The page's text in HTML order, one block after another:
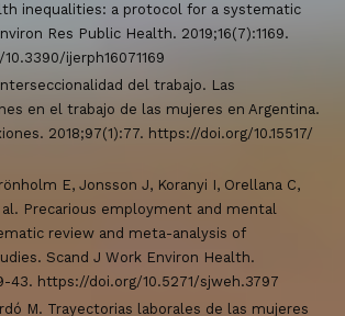
inequalities: a protocol for a systematic
Res Public Health. 2019;16(7):1169.
ijerph16071169
del trabajo. Las
en el trabajo de las mujeres en Argentina.
2018;97(1):77. https://doi.org/10.15517/
E, Jonsson J, Koranyi I, Orellana C,
al. Precarious employment and mental
review and meta-analysis of
Scand J Work Environ Health.
43. https://doi.org/10.5271/sjweh.3797
M. Trayectorias laborales de las mujeres